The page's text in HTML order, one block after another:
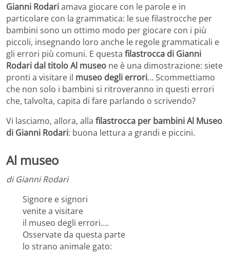
Gianni Rodariamava giocare con le parole e in
particolare con la grammatica: le sue filastrocche per
bambini sono un ottimo modo per giocare con i più
piccoli, insegnando loro anche le regole grammaticali e
gli errori più comuni. E questa filastrocca di Gianni
Rodari dal titolo Al museo ne è una dimostrazione: siete
pronti a visitare il museo degli errori… Scommettiamo
che non solo i bambini si ritroveranno in questi errori
che, talvolta, capita di fare parlando o scrivendo?
Vi lasciamo, allora, alla filastrocca per bambini Al Museo
di Gianni Rodari: buona lettura a grandi e piccini.
Al museo
di Gianni Rodari
Signore e signori
venite a visitare
il museo degli errori….
Osservate da questa parte
lo strano animale gato: